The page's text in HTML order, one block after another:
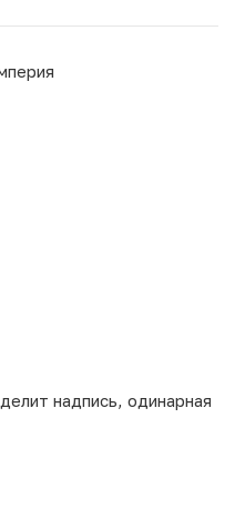
надпись, одинарная